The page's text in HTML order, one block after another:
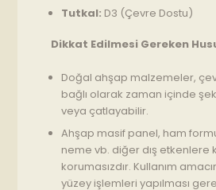
Tutkal: D3 (Çevre Dostu)
Dikkat Edilmesi Gereken
Doğal ahşap malzemeler,
bağlı olarak zaman içinde
veya çatlayabilir.
Ahşap masif panel, ham
neme vb. diğer dış etkenlere
korumasızdır. Kullanım
yüzey işlemleri yapılması